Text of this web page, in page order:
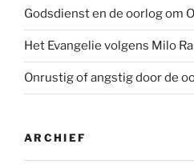
Godsdienst en de oorlog om
Het Evangelie volgens Milo
Onrustig of angstig door de
ARCHIEF